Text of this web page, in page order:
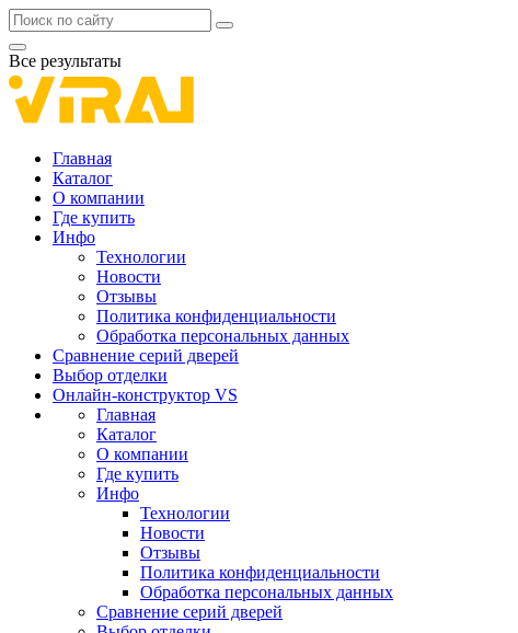
Все результаты
Главная
Каталог
О компании
Где купить
Инфо
Технологии
Новости
Отзывы
Политика конфиденциальности
Обработка персональных данных
Сравнение серий дверей
Выбор отделки
Онлайн-конструктор VS
Главная
Каталог
О компании
Где купить
Инфо
Технологии
Новости
Отзывы
Политика конфиденциальности
Обработка персональных данных
Сравнение серий дверей